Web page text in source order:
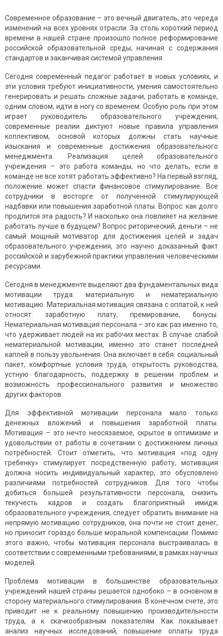
Современное образование – это вечный двигатель, это череда
изменений на всех уровнях отрасли. За столь короткий период
времени в нашей стране произошло полное реформирование
российской образовательной среды, начиная с содержания
стандартов и заканчивая системой управления.
Сегодня современный педагог работает в новых условиях, и
эти условия требуют инициативности, умения самостоятельно
генерировать и решать сложные задачи, работать в команде,
одним словом, идти в ногу со временем. Особую роль при этом
играет руководитель образовательного учреждения,
современные реалии диктуют новые правила управления
коллективом, основой которых должны стать научные
изыскания и современные достижения образовательного
менеджмента. Реализация целей образовательного
учреждения – это работа команды, но что делать, если в
команде не все хотят работать эффективно? На первый взгляд,
положение может спасти финансовое стимулирование. Все
сотрудники в восторге от полученной стимулирующей
надбавки или повышения заработной платы. Вопрос: как долго
продлится эта радость? И насколько она повлияет на желание
работать лучше в будущем? Вопрос риторический, деньги – не
самый мощный мотиватор для достижения целей и задач
образовательного учреждения, это научно доказанный факт
российской и зарубежной практики управления человеческими
ресурсами.
Сегодня в менеджменте выделяют два фундаментальных вида
мотивации труда: материальную и нематериальную
мотивацию. Материальная мотивация связана с оплатой, к ней
относят: заработную плату, премирование, бонусы.
Нематериальная мотивация персонала – это как раз именно то,
что удерживает людей на их рабочих местах. В случае слабой
нематериальной мотивации, именно это станет последней
каплей в пользу увольнения. Она включает в себя: социальный
пакет, комфортные условия труда, открытость руководства,
устную благодарность, поддержку в решении проблем и
возможность профессионального развития и множество
других факторов.
Для эффективной мотивации персонала мало только
денежных вложений и повышения заработной платы.
Мотивация – это нечто неосязаемое, скрытое в оптимизме и
удовольствии от работы в сочетании с достижением личных
потребностей. Стоит отметить, что мотивация «под одну
гребенку» стимулирует посредственную работу, мотивация
должна носить индивидуальный характер, это обусловлено
различиями потребностей сотрудников. Для того чтобы
добиться большей результативности персонала, снизить
текучесть кадров и создать благоприятный имидж
образовательного учреждения, следует обратить внимание на
непрямую мотивацию сотрудников, она почти не стоит денег,
но приносит гораздо больше моральной компенсации. Помимо
этого важно, чтобы мотивация персонала выстраивалась в
соответствии с современными требованиями, в рамках научных
моделей.
Проблема мотивации в большинстве образовательных
учреждений нашей страны решается однобоко – в основном в
сторону материального стимулирования. В конечном счете, это
приводит не к реальному повышению производительности
труда, а к скачкообразным показателям. Как показывает
анализ научных исследований, повышение оплаты труда